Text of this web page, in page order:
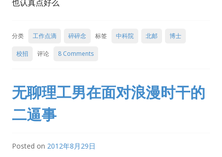
也认真点好么
分类 工作点滴 碎碎念 标签 中科院 北邮 博士
校招 评论 8 Comments
无聊理工男在面对浪漫时干的
二逼事
Posted on 2012年8月29日